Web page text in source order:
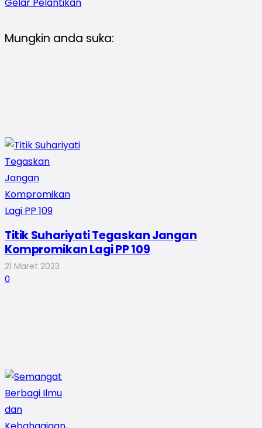
Mungkin anda suka:
Titik Suhariyati Tegaskan Jangan
Kompromikan Lagi PP 109
21 Maret 2023
0